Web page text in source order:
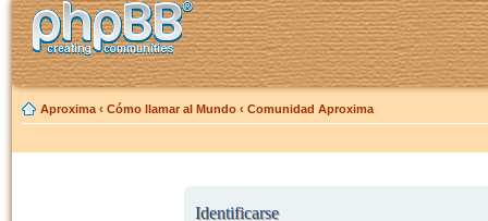
Aproxima ‹ Cómo llamar al Mundo ‹ Comunidad Aproxima
Identificarse